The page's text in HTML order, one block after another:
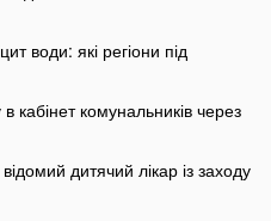
води: які регіони під
кабінет комунальників через
дитячий лікар із заходу